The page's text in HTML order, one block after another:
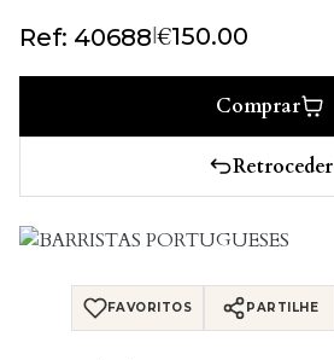
Ref: 40688|€150.00
Comprar
Retroceder
FAVORITOS PARTILHE